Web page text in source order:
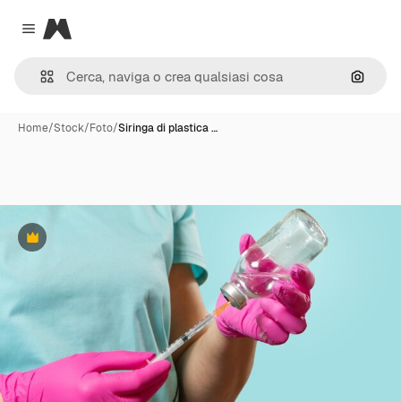
Close menu
Magnific
Cerca
Home/Stock/Foto/Siringa di plastica …
Premium